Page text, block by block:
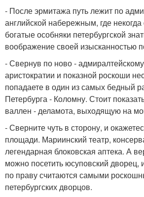
- После эрмитажа путь лежит по
английской набережным, где
богатые особняки петербургской
воображение своей изысканностью
- Свернув по ново -
аристократии и показной роскоши
попадаете в один из самых бедный
Петербурга - Коломну. Стоит
валлен - деламота, выходящую на
- Сверните чуть в сторону, и
площади. Мариинский театр,
легендарная блоковская аптека. А
можно посетить юсуповский дворец,
по праву считаются самыми
петербургских дворцов.